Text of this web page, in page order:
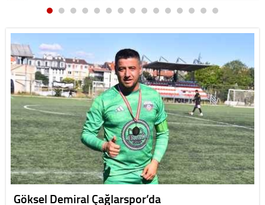
Göksel Demiral Çağlarspor’da